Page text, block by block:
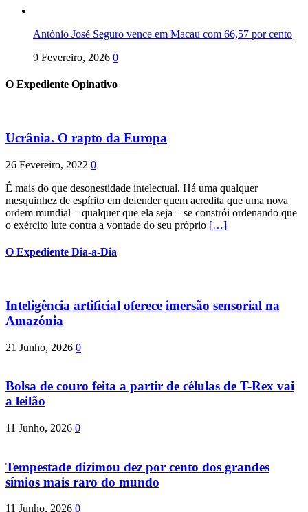
António José Seguro vence em Macau com 66,57 por cento
9 Fevereiro, 2026 0
O Expediente Opinativo
Ucrânia. O rapto da Europa
26 Fevereiro, 2022 0
É mais do que desonestidade intelectual. Há uma qualquer
mesquinhez de espírito em defender quem acredita que uma nova
ordem mundial – qualquer que ela seja – se constrói ordenando que
o exército lute contra a vontade do seu próprio […]
O Expediente Dia-a-Dia
Inteligência artificial oferece imersão sensorial na
Amazónia
21 Junho, 2026 0
Bolsa de couro feita a partir de células de T-Rex vai
a leilão
11 Junho, 2026 0
Tempestade dizimou dez por cento dos grandes
símios mais raro do mundo
11 Junho, 2026 0